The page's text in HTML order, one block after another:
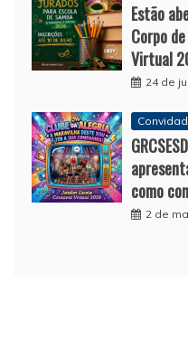
Estão
Corpo
Virtual
24 de
como
2 de